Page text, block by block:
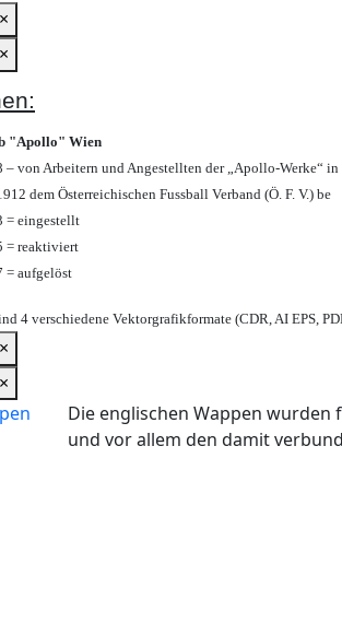
×
×
"Apollo" Wien
– von Arbeitern und Angestellten der „Apollo-Werke“
dem Österreichischen Fussball Verband (Ö. F. V.) be
= eingestellt
= reaktiviert
= aufgelöst
4 verschiedene Vektorgrafikformate (CDR, AI EPS,
×
×
Die englischen Wappen wurden
und vor allem den damit